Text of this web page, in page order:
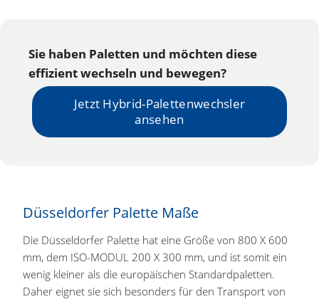
Sie haben Paletten und möchten diese
effizient wechseln und bewegen?
Jetzt Hybrid-Palettenwechsler
ansehen
Düsseldorfer Palette Maße
Die Düsseldorfer Palette hat eine Größe von 800 X 600
mm, dem ISO-MODUL 200 X 300 mm, und ist somit ein
wenig kleiner als die europäischen Standardpaletten.
Daher eignet sie sich besonders für den Transport von